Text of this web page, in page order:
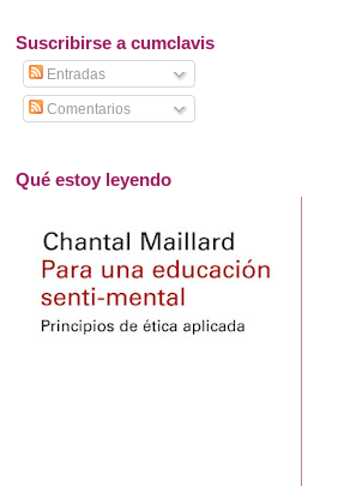
Suscribirse a cumclavis
Entradas
Comentarios
Qué estoy leyendo